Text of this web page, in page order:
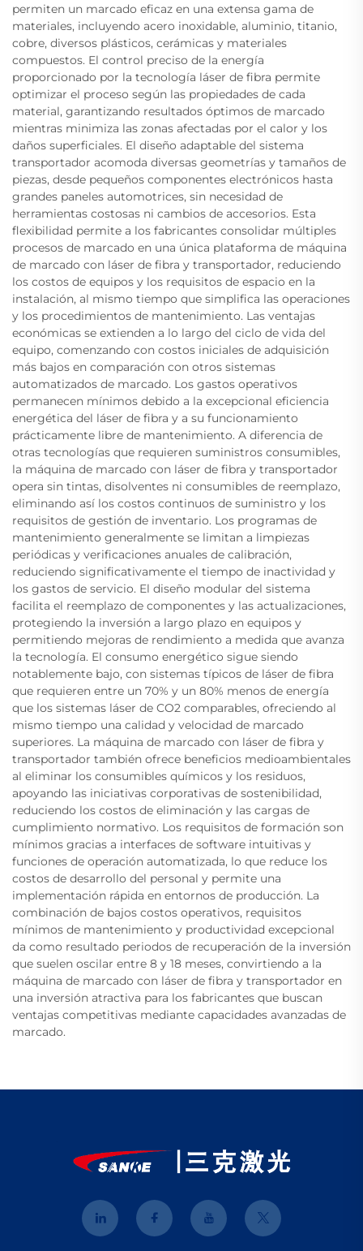
permiten un marcado eficaz en una extensa gama de
materiales, incluyendo acero inoxidable, aluminio, titanio,
cobre, diversos plásticos, cerámicas y materiales
compuestos. El control preciso de la energía
proporcionado por la tecnología láser de fibra permite
optimizar el proceso según las propiedades de cada
material, garantizando resultados óptimos de marcado
mientras minimiza las zonas afectadas por el calor y los
daños superficiales. El diseño adaptable del sistema
transportador acomoda diversas geometrías y tamaños de
piezas, desde pequeños componentes electrónicos hasta
grandes paneles automotrices, sin necesidad de
herramientas costosas ni cambios de accesorios. Esta
flexibilidad permite a los fabricantes consolidar múltiples
procesos de marcado en una única plataforma de máquina
de marcado con láser de fibra y transportador, reduciendo
los costos de equipos y los requisitos de espacio en la
instalación, al mismo tiempo que simplifica las operaciones
y los procedimientos de mantenimiento. Las ventajas
económicas se extienden a lo largo del ciclo de vida del
equipo, comenzando con costos iniciales de adquisición
más bajos en comparación con otros sistemas
automatizados de marcado. Los gastos operativos
permanecen mínimos debido a la excepcional eficiencia
energética del láser de fibra y a su funcionamiento
prácticamente libre de mantenimiento. A diferencia de
otras tecnologías que requieren suministros consumibles,
la máquina de marcado con láser de fibra y transportador
opera sin tintas, disolventes ni consumibles de reemplazo,
eliminando así los costos continuos de suministro y los
requisitos de gestión de inventario. Los programas de
mantenimiento generalmente se limitan a limpiezas
periódicas y verificaciones anuales de calibración,
reduciendo significativamente el tiempo de inactividad y
los gastos de servicio. El diseño modular del sistema
facilita el reemplazo de componentes y las actualizaciones,
protegiendo la inversión a largo plazo en equipos y
permitiendo mejoras de rendimiento a medida que avanza
la tecnología. El consumo energético sigue siendo
notablemente bajo, con sistemas típicos de láser de fibra
que requieren entre un 70% y un 80% menos de energía
que los sistemas láser de CO2 comparables, ofreciendo al
mismo tiempo una calidad y velocidad de marcado
superiores. La máquina de marcado con láser de fibra y
transportador también ofrece beneficios medioambientales
al eliminar los consumibles químicos y los residuos,
apoyando las iniciativas corporativas de sostenibilidad,
reduciendo los costos de eliminación y las cargas de
cumplimiento normativo. Los requisitos de formación son
mínimos gracias a interfaces de software intuitivas y
funciones de operación automatizada, lo que reduce los
costos de desarrollo del personal y permite una
implementación rápida en entornos de producción. La
combinación de bajos costos operativos, requisitos
mínimos de mantenimiento y productividad excepcional
da como resultado periodos de recuperación de la inversión
que suelen oscilar entre 8 y 18 meses, convirtiendo a la
máquina de marcado con láser de fibra y transportador en
una inversión atractiva para los fabricantes que buscan
ventajas competitivas mediante capacidades avanzadas de
marcado.